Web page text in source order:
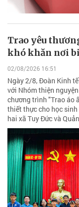
Trao yêu
khó khăn nơi
02/08/2026 16:51
Ngày 2/8, Đoàn Kinh
với Nhóm thiện
chương trình "Trao áo
thiết thực cho học
hai xã Tuy Đức và